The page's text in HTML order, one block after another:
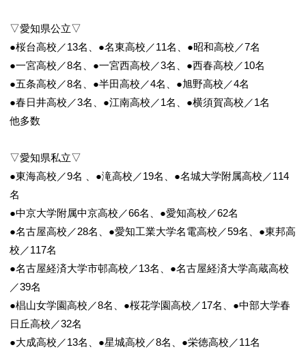
▽愛知県公立▽
●桜台高校／13名、●名東高校／11名、●昭和高校／7名
●一宮高校／8名、●一宮西高校／3名、●西春高校／10名
●五条高校／8名、●半田高校／4名、●旭野高校／4名
●春日井高校／3名、●江南高校／1名、●横須賀高校／1名
他多数
▽愛知県私立▽
●東海高校／9名 、●滝高校／19名、●名城大学附属高校／114
名
●中京大学附属中京高校／66名、●愛知高校／62名
●名古屋高校／28名、●愛知工業大学名電高校／59名、●東邦高
校／117名
●名古屋経済大学市邨高校／13名、●名古屋経済大学高蔵高校
／39名
●椙山女学園高校／8名、●桜花学園高校／17名、●中部大学春
日丘高校／32名
●大成高校／13名、●星城高校／8名、●栄徳高校／11名